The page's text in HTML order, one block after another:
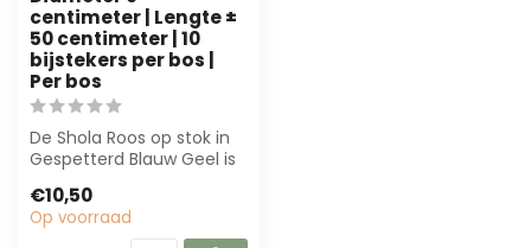
centimeter | Lengte ±
50 centimeter | 10
bijstekers per bos |
Per bos
De Shola Roos op stok in
Gespetterd Blauw Geel is
en int...
€10,50
Op voorraad